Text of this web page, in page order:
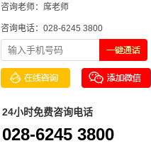
咨询老师：席老师
咨询电话：028-6245 3800
24小时免费咨询电话
028-6245 3800